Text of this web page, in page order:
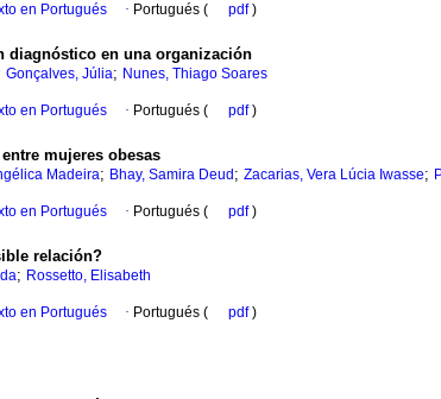
en Portugués · Portugués ( pdf)
diagnóstico en una organización
Gonçalves, Júlia; Nunes, Thiago Soares
en Portugués · Portugués ( pdf)
mujeres obesas
Madeira; Bhay, Samira Deud ; Zacarias, Vera Lúcia Iwasse;
en Portugués · Portugués ( pdf)
relación?
; Rossetto, Elisabeth
en Portugués · Portugués ( pdf)